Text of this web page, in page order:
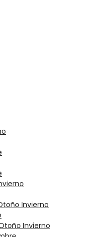
Invierno
Invierno